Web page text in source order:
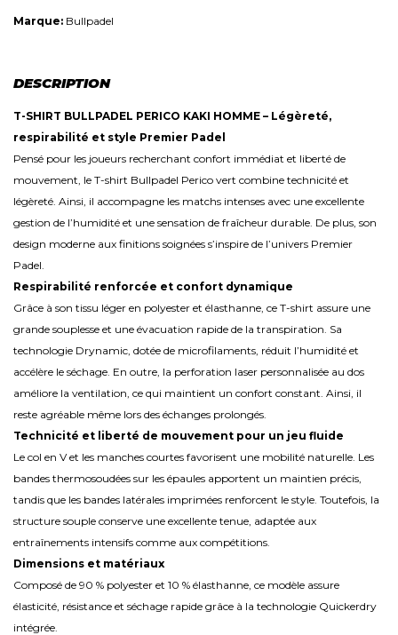
Marque: Bullpadel
DESCRIPTION
T-SHIRT BULLPADEL PERICO KAKI HOMME – Légèreté,
respirabilité et style Premier Padel
Pensé pour les joueurs recherchant confort immédiat et liberté de
mouvement, le T-shirt Bullpadel Perico vert combine technicité et
légèreté. Ainsi, il accompagne les matchs intenses avec une excellente
gestion de l’humidité et une sensation de fraîcheur durable. De plus, son
design moderne aux finitions soignées s’inspire de l’univers Premier
Padel.
Respirabilité renforcée et confort dynamique
Grâce à son tissu léger en polyester et élasthanne, ce T-shirt assure une
grande souplesse et une évacuation rapide de la transpiration. Sa
technologie Drynamic, dotée de microfilaments, réduit l’humidité et
accélère le séchage. En outre, la perforation laser personnalisée au dos
améliore la ventilation, ce qui maintient un confort constant. Ainsi, il
reste agréable même lors des échanges prolongés.
Technicité et liberté de mouvement pour un jeu fluide
Le col en V et les manches courtes favorisent une mobilité naturelle. Les
bandes thermosoudées sur les épaules apportent un maintien précis,
tandis que les bandes latérales imprimées renforcent le style. Toutefois, la
structure souple conserve une excellente tenue, adaptée aux
entraînements intensifs comme aux compétitions.
Dimensions et matériaux
Composé de 90 % polyester et 10 % élasthanne, ce modèle assure
élasticité, résistance et séchage rapide grâce à la technologie Quickerdry
intégrée.